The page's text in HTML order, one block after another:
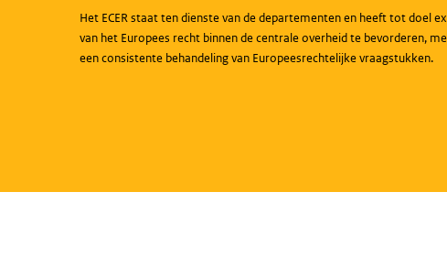
Het ECER staat ten dienste van de departementen en heeft tot doel
van het Europees recht binnen de centrale overheid te bevorderen,
een consistente behandeling van Europeesrechtelijke vraagstukken.